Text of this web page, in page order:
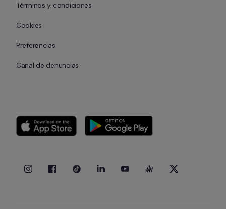
Términos y condiciones
Cookies
Preferencias
Canal de denuncias